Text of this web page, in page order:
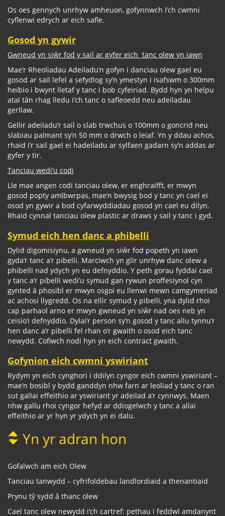
Os oes gennych unrhyw amheuon, gofynnwch i’ch cwmni
cyflenwi edrych ar eich safle.
Gosod yn gywir
Gwneud yn siŵr fod y sail ar gyfer eich tanc olew yn iawn
Mae’r Rheoliadau Adeiladu’n gofyn i danciau olew gael eu
gosod ar sail lefel a sefydlog sy’n ymestyn i isafswm o 300mm
heibio i bwynt lletaf y tanc i bob cyfeiriad. Bydd hyn yn helpu
atal tân rhag lledu i’ch tanc o safleoedd neu adeiladau
gerllaw.
Gellir adeiladu’r sail o slab trwchus o 100mm o goncrid neu
slabiau palmant sy’n 50 mm o drwch o leiaf. Yn y ddau achos,
rhaid i’r sail gael ei hadeiladu ar sylfaen gadarn sy’n addas ar
gyfer y tir.
Tanciau wedi’u codi
Lle mae angen codi tanciau olew, er enghraifft, er mwyn
gosod popty amlbwrpas, mae’n bwysig bod y tanc yn cael ei
osod yn gywir a bod cyfarwyddiadau gosod yn cael eu dilyn.
Rhaid cynnal tanciau olew plastic ar draws y sail y tanc i gyd.
Symud eich hen danc a phibelli
Dylid digomisiynu, a gwneud yn siŵr fod popeth yn iawn
gyda’r tanc a’r pibelli. Marciwch yn glir unrhyw danc olew a
phibelli nad ydych yn eu defnyddio. Y peth gorau fyddai cael
y tanc a’r pibelli wedi’u symud gan rywun proffesiynol cyn
gynted â phosibl er mwyn osgoi eu llenwi mewn camgymeriad
ac achosi llygredd. Os na ellir symud y pibelli, yna dylid rhoi
cap parhaol arno er mwyn gwneud yn siŵr nad oes neb yn
ceisio’i defnyddio. Dylai’r person sy’n gosod y tanc allu tynnu’r
hen danc a’r pibelli fel rhan o’r gwaith o osod eich tanc
newydd. Cofiwch nodi hyn yn eich contract gwaith.
Gofynion eich cwmni yswiriant
Rydym yn eich cynghori i ddilyn cyngor eich cwmni yswiriant –
mae’n bosibl y bydd ganddyn nhw farn ar leoliad y tanc o ran
sut gallai effeithio ar yswiriant yr adeilad a’r cynnwys. Maen
nhw gallu rhoi cyngor hefyd ar ddiogelwch y tanc a allai
effeithio ar yr hyn yr ydych yn ei dalu.
Yn yr adran hon
Gofalwch am eich Olew
Tanciau tanwydd – cyfrifoldebau landlordiaid a thenantiaid
Prynu tŷ sydd â thanc olew
Cael tanc olew newydd i’ch cartref: pethau i feddwl amdanynt